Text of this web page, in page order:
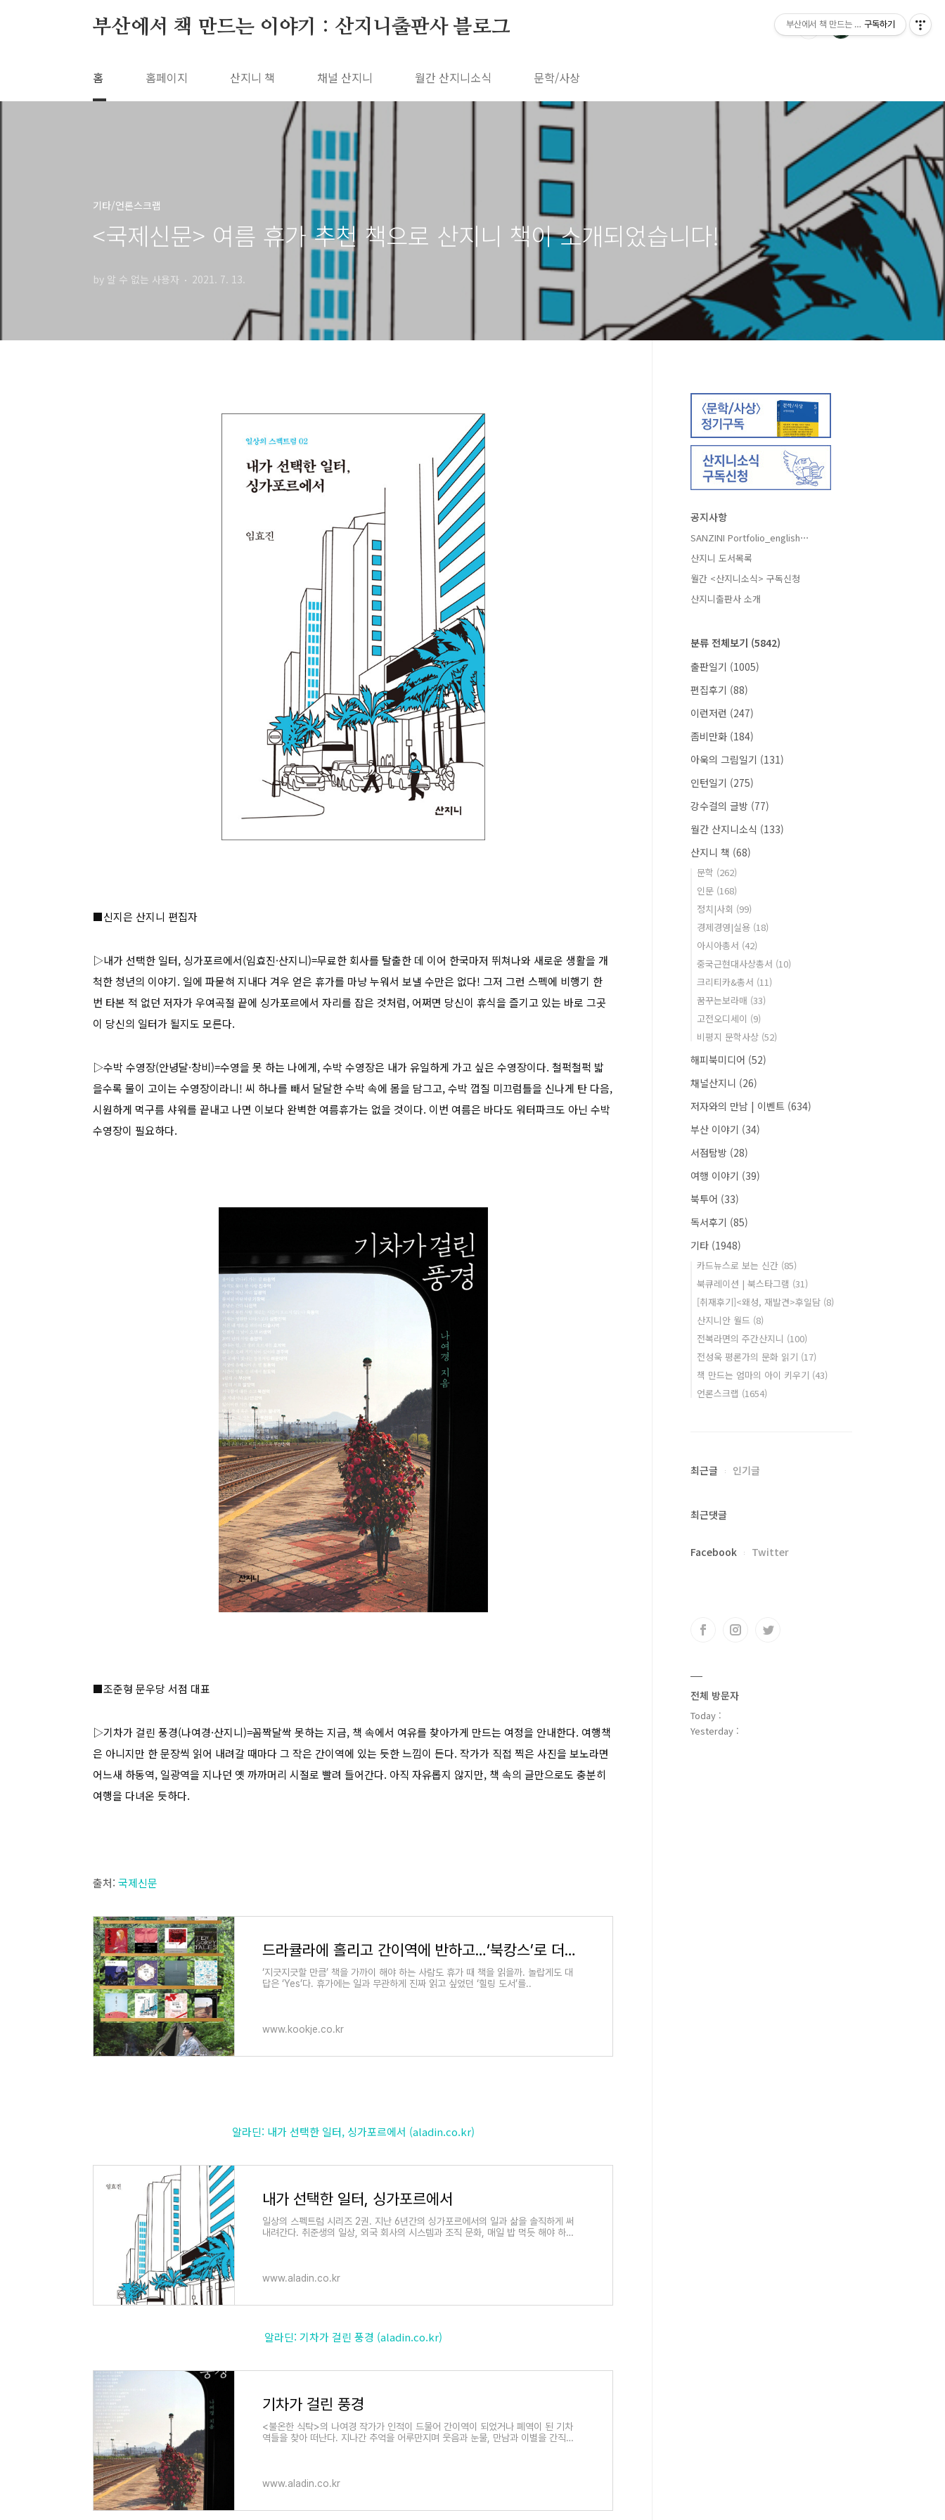
부산에서 책 만드는 이야기 : 산지니출판사 블로그
홈 홈페이지 산지니 책 채널 산지니 월간 산지니소식 문학/사상
기타/언론스크랩
<국제신문> 여름 휴가 추천 책으로 산지니 책이 소개되었습니다!
by 알 수 없는 사용자 2021. 7. 13.
■신지은 산지니 편집자
▷내가 선택한 일터, 싱가포르에서(임효진·산지니)=무료한 회사를 탈출한 데 이어 한국마저 뛰쳐나와 새로운 생활을 개
척한 청년의 이야기. 일에 파묻혀 지내다 겨우 얻은 휴가를 마냥 누워서 보낼 수만은 없다! 그저 그런 스펙에 비행기 한
번 타본 적 없던 저자가 우여곡절 끝에 싱가포르에서 자리를 잡은 것처럼, 어쩌면 당신이 휴식을 즐기고 있는 바로 그곳
이 당신의 일터가 될지도 모른다.
▷수박 수영장(안녕달·창비)=수영을 못 하는 나에게, 수박 수영장은 내가 유일하게 가고 싶은 수영장이다. 철퍽철퍽 밟
을수록 물이 고이는 수영장이라니! 씨 하나를 빼서 달달한 수박 속에 몸을 담그고, 수박 껍질 미끄럼틀을 신나게 탄 다음,
시원하게 먹구름 샤워를 끝내고 나면 이보다 완벽한 여름휴가는 없을 것이다. 이번 여름은 바다도 워터파크도 아닌 수박
수영장이 필요하다.
■조준형 문우당 서점 대표
▷기차가 걸린 풍경(나여경·산지니)=꼼짝달싹 못하는 지금, 책 속에서 여유를 찾아가게 만드는 여정을 안내한다. 여행책
은 아니지만 한 문장씩 읽어 내려갈 때마다 그 작은 간이역에 있는 듯한 느낌이 든다. 작가가 직접 찍은 사진을 보노라면
어느새 하동역, 일광역을 지나던 옛 까까머리 시절로 빨려 들어간다. 아직 자유롭지 않지만, 책 속의 글만으로도 충분히
여행을 다녀온 듯하다.
출처: 국제신문
드라큘라에 홀리고 간이역에 반하고…‘북캉스’로 더위 안녕
‘지긋지긋할 만큼’ 책을 가까이 해야 하는 사람도 휴가 때 책을 읽을까. 놀랍게도 대
답은 ‘Yes’다. 휴가에는 일과 무관하게 진짜 읽고 싶었던 ‘힐링 도서’를..
www.kookje.co.kr
알라딘: 내가 선택한 일터, 싱가포르에서 (aladin.co.kr)
내가 선택한 일터, 싱가포르에서
일상의 스펙트럼 시리즈 2권. 지난 6년간의 싱가포르에서의 일과 삶을 솔직하게 써
내려간다. 취준생의 일상, 외국 회사의 시스템과 조직 문화, 매일 밥 먹듯 해야 하는
www.aladin.co.kr
알라딘: 기차가 걸린 풍경 (aladin.co.kr)
기차가 걸린 풍경
<불온한 식탁>의 나여경 작가가 인적이 드물어 간이역이 되었거나 폐역이 된 기차
역들을 찾아 떠난다. 지나간 추억을 어루만지며 웃음과 눈물, 만남과 이별을 간직하
www.aladin.co.kr
공지사항
SANZINI Portfolio_english⋯
산지니 도서목록
월간 <산지니소식> 구독신청
산지니출판사 소개
분류 전체보기 (5842)
출판일기 (1005)
편집후기 (88)
이런저런 (247)
좀비만화 (184)
아욱의 그림일기 (131)
인턴일기 (275)
강수걸의 글방 (77)
월간 산지니소식 (133)
산지니 책 (68)
문학 (262)
인문 (168)
정치|사회 (99)
경제경영|실용 (18)
아시아총서 (42)
중국근현대사상총서 (10)
크리티카&총서 (11)
꿈꾸는보라매 (33)
고전오디세이 (9)
비평지 문학사상 (52)
해피북미디어 (52)
채널산지니 (26)
저자와의 만남 | 이벤트 (634)
부산 이야기 (34)
서점탐방 (28)
여행 이야기 (39)
북투어 (33)
독서후기 (85)
기타 (1948)
카드뉴스로 보는 신간 (85)
북큐레이션 | 북스타그램 (31)
[취재후기]<왜성, 재발견>후일담 (8)
산지니안 월드 (8)
전복라면의 주간산지니 (100)
전성욱 평론가의 문화 읽기 (17)
책 만드는 엄마의 아이 키우기 (43)
언론스크랩 (1654)
최근글 인기글
최근댓글
Facebook Twitter
전체 방문자
Today :
Yesterday :
부산에서 책 만드는 이야기 : 산지니출판사 블
구독하기